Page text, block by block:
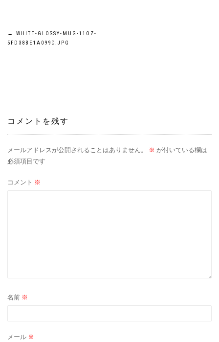
投
ゲ
ー
シ
ョ
←
WHITE-GLOSSY-MUG-11OZ-
5FD38BE1A099D.JPG
コメントを残す
メールアドレスが公開されることはありません。 ※ が付いている欄は
必須項目です
コメント ※
名前 ※
メール ※